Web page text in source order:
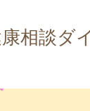
康相談ダ